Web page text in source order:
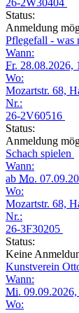
Status:
Anmeldung
Pflegefall - was
Wann:
Fr. 28.08.2026,
Wo:
Mozartstr. 68,
Nr.:
26-2V60516
Status:
Anmeldung
Schach spielen
Wann:
ab Mo.
Wo:
Mozartstr. 68,
Nr.:
26-3F30205
Status:
Keine
Kunstverein
Wann:
Mi.
Wo: